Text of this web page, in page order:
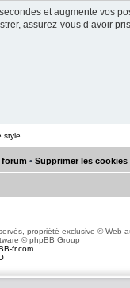
et augmente vos
assurez-vous d’avoir
style
forum • Supprimer les
propriété exclusive © Web-
© phpBB Group
fr.com